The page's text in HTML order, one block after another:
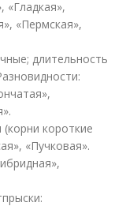
«Гладкая»,
«Пермская»,
длительность
короткие
«Пучковая».